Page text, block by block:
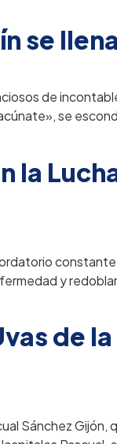
se
de
se
la
y
de la
Sánchez Gijón,